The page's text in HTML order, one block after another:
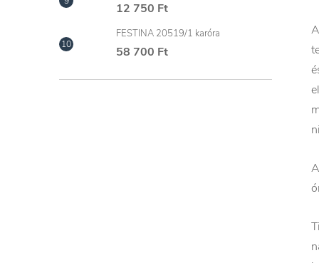
12 750 Ft
FESTINA 20519/1 karóra
58 700 Ft